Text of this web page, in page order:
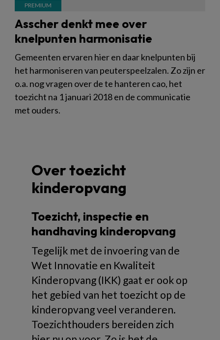
Asscher denkt mee over
knelpunten harmonisatie
Gemeenten ervaren hier en daar knelpunten bij
het harmoniseren van peuterspeelzalen. Zo zijn er
o.a. nog vragen over de te hanteren cao, het
toezicht na 1 januari 2018 en de communicatie
met ouders.
Over toezicht
kinderopvang
Toezicht, inspectie en
handhaving kinderopvang
Tegelijk met de invoering van de
Wet Innovatie en Kwaliteit
Kinderopvang (IKK) gaat er ook op
het gebied van het toezicht op de
kinderopvang veel veranderen.
Toezichthouders bereiden zich